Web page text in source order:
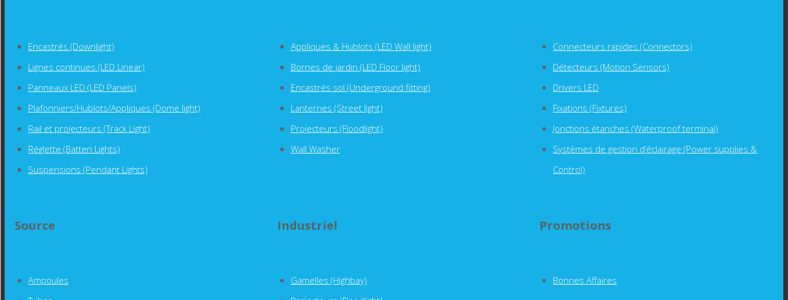
Encastrés (Downlight)
Lignes continues (LED Linear)
Panneaux LED (LED Panels)
Plafonniers/Hublots/Appliques (Dome light)
Rail et projecteurs (Track Light)
Réglette (Batten Lights)
Suspensions (Pendant Lights)
Appliques & Hublots (LED Wall light)
Bornes de jardin (LED Floor light)
Encastrés sol (Underground fitting)
Lanternes (Street light)
Projecteurs (Floodlight)
Wall Washer
Connecteurs rapides (Connectors)
Détecteurs (Motion Sensors)
Drivers LED
Fixations (Fixtures)
Jonctions étanches (Waterproof terminal)
Systèmes de gestion d’éclairage (Power supplies &
Control)
Source
Ampoules
Industriel
Gamelles (Highbay)
Promotions
Bonnes Affaires